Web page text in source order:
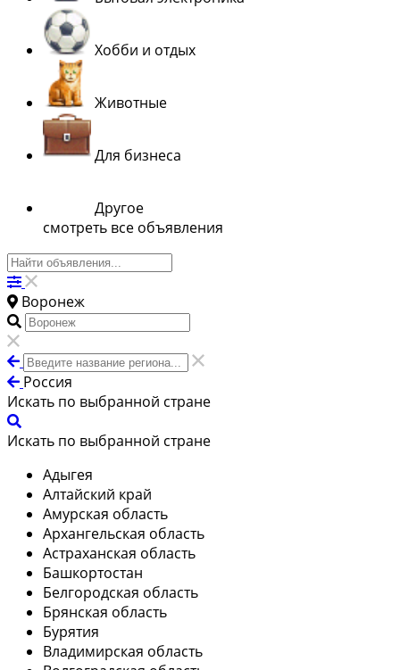
Хобби и отдых
Животные
Для бизнеса
Другое
смотреть все объявления
Воронеж
Россия
Искать по выбранной стране
Искать по выбранной стране
Адыгея
Алтайский край
Амурская область
Архангельская область
Астраханская область
Башкортостан
Белгородская область
Брянская область
Бурятия
Владимирская область